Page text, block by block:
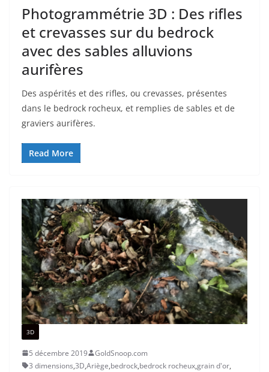
Photogrammétrie 3D : Des rifles
et crevasses sur du bedrock
avec des sables alluvions
aurifères
Des aspérités et des rifles, ou crevasses, présentes
dans le bedrock rocheux, et remplies de sables et de
graviers aurifères.
Read More
3D
5 décembre 2019
GoldSnoop.com
3 dimensions,3D,Ariège,bedrock,bedrock rocheux,grain d'or,